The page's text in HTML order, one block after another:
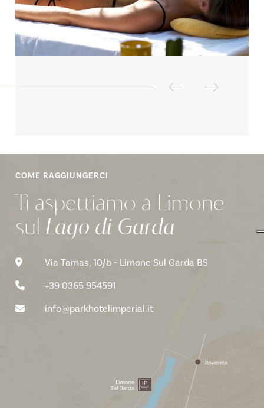
COME RAGGIUNGERCI
Ti aspettiamo a Limone
sul Lago di Garda
Via Tamas, 10/b - Limone Sul Garda BS
+39 0365 954591
info@parkhotelimperial.it